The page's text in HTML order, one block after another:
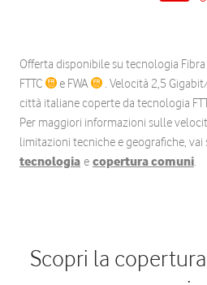
Offerta disponibile su tecnologia Fibra
FTTC
e FWA
. Velocità 2,5
città italiane coperte da tecnologia
Per maggiori informazioni sulle
limitazioni tecniche e geografiche, vai
tecnologia e copertura comuni.
Scopri la